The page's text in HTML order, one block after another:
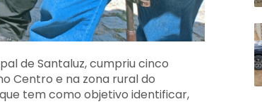
de Santaluz, cumpriu cinco
Centro e na zona rural do
tem como objetivo identificar,